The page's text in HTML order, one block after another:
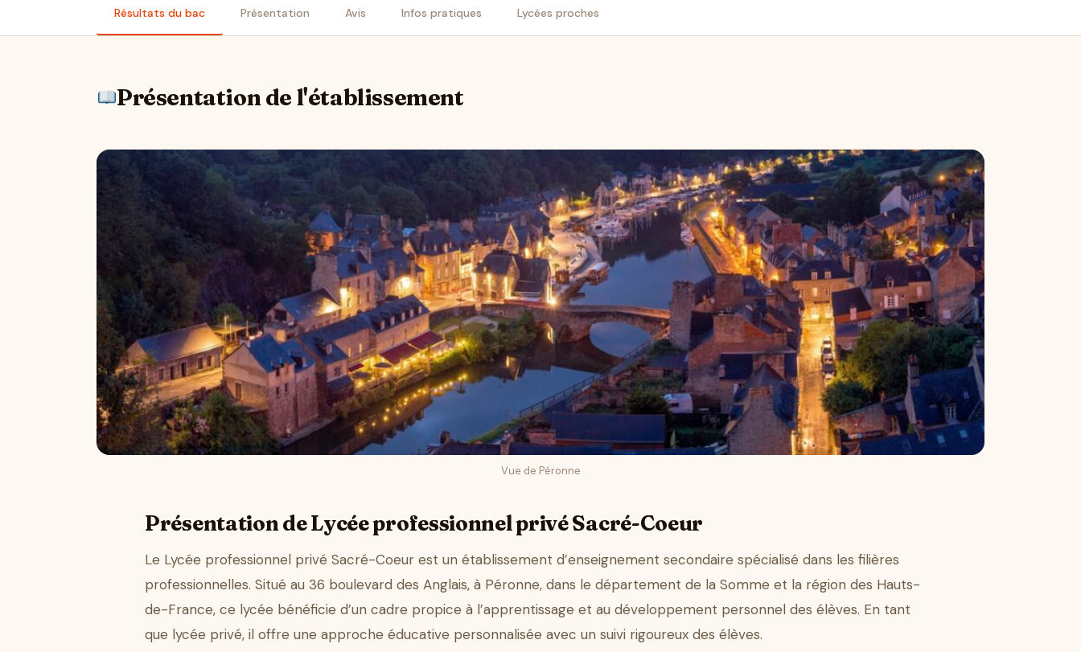
Résultats du bac Présentation Avis Infos pratiques Lycées proches
Présentation de l'établissement
Vue de Péronne
Présentation de Lycée professionnel privé Sacré-Coeur
Le Lycée professionnel privé Sacré-Coeur est un établissement d’enseignement secondaire spécialisé dans les filières
professionnelles. Situé au 36 boulevard des Anglais, à Péronne, dans le département de la Somme et la région des Hauts-
de-France, ce lycée bénéficie d’un cadre propice à l’apprentissage et au développement personnel des élèves. En tant
que lycée privé, il offre une approche éducative personnalisée avec un suivi rigoureux des élèves.